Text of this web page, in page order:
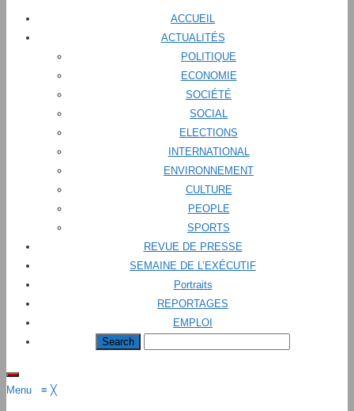
ACCUEIL
ACTUALITÉS
POLITIQUE
ECONOMIE
SOCIÉTÉ
SOCIAL
ELECTIONS
INTERNATIONAL
ENVIRONNEMENT
CULTURE
PEOPLE
SPORTS
REVUE DE PRESSE
SEMAINE DE L’EXÉCUTIF
Portraits
REPORTAGES
EMPLOI
Menu ≡ ╳